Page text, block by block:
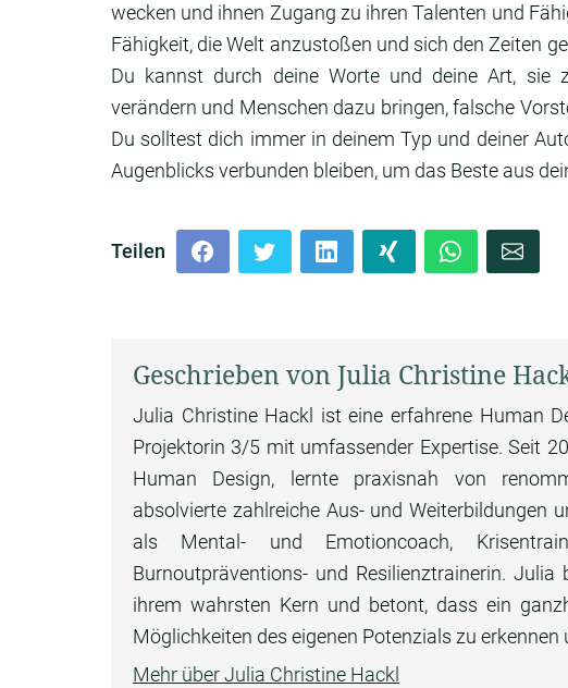
wecken und ihnen Zugang zu ihren Talenten und
Fähigkeit, die Welt anzustoßen und sich den Zeiten
Du kannst durch deine Worte und deine Art, sie
verändern und Menschen dazu bringen, falsche
Du solltest dich immer in deinem Typ und deiner
Augenblicks verbunden bleiben, um das Beste aus
Teilen
Geschrieben von Julia Christine
Julia Christine Hackl ist eine erfahrene Human
Projektorin 3/5 mit umfassender Expertise. Seit
Human Design, lernte praxisnah von
absolvierte zahlreiche Aus- und Weiterbildungen
als Mental- und Emotioncoach,
Burnoutpräventions- und Resilienztrainerin.
ihrem wahrsten Kern und betont, dass ein
Möglichkeiten des eigenen Potenzials zu erkennen
Mehr über Julia Christine Hackl